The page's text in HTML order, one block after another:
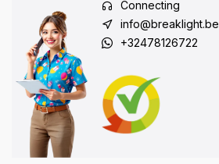
Connecting
info@breaklight.be
+32478126722